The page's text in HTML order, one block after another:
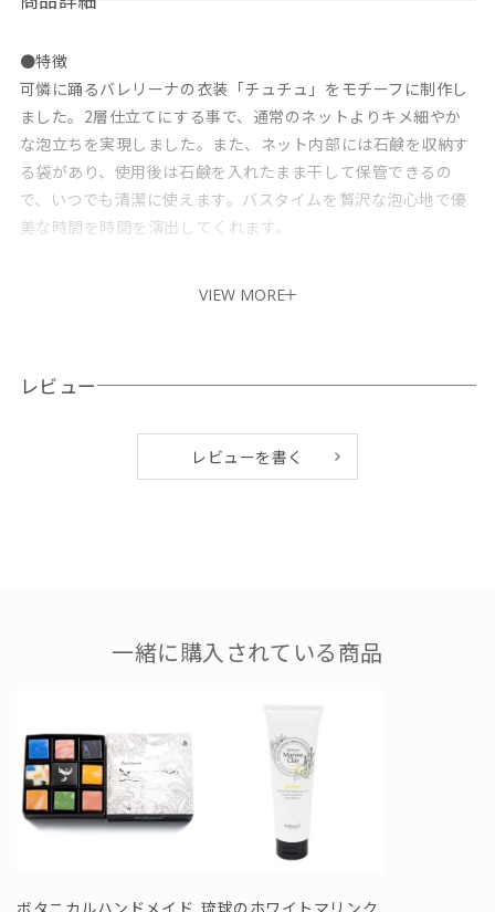
●特徴
可憐に踊るバレリーナの衣装「チュチュ」をモチーフに制作し
ました。2層仕立てにする事で、通常のネットよりキメ細やか
な泡立ちを実現しました。また、ネット内部には石鹸を収納す
る袋があり、使用後は石鹸を入れたまま干して保管できるの
で、いつでも清潔に使えます。バスタイムを贅沢な泡心地で優
美な時間を時間を演出してくれます。
ださい。
約１５cm ※多少サイズに誤差がございます。
VIEW MORE
レビュー
レビューを書く
一緒に購入されている商品
ボタニカルハンドメイド 琉球のホワイトマリンク